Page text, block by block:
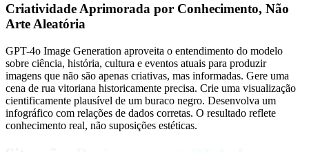
Criatividade Aprimorada por Conhecimento, Não
Arte Aleatória
GPT-4o Image Generation aproveita o entendimento do modelo
sobre ciência, história, cultura e eventos atuais para produzir
imagens que não são apenas criativas, mas informadas. Gere uma
cena de rua vitoriana historicamente precisa. Crie uma visualização
cientificamente plausível de um buraco negro. Desenvolva um
infográfico com relações de dados corretas. O resultado reflete
conhecimento real, não suposições estéticas.